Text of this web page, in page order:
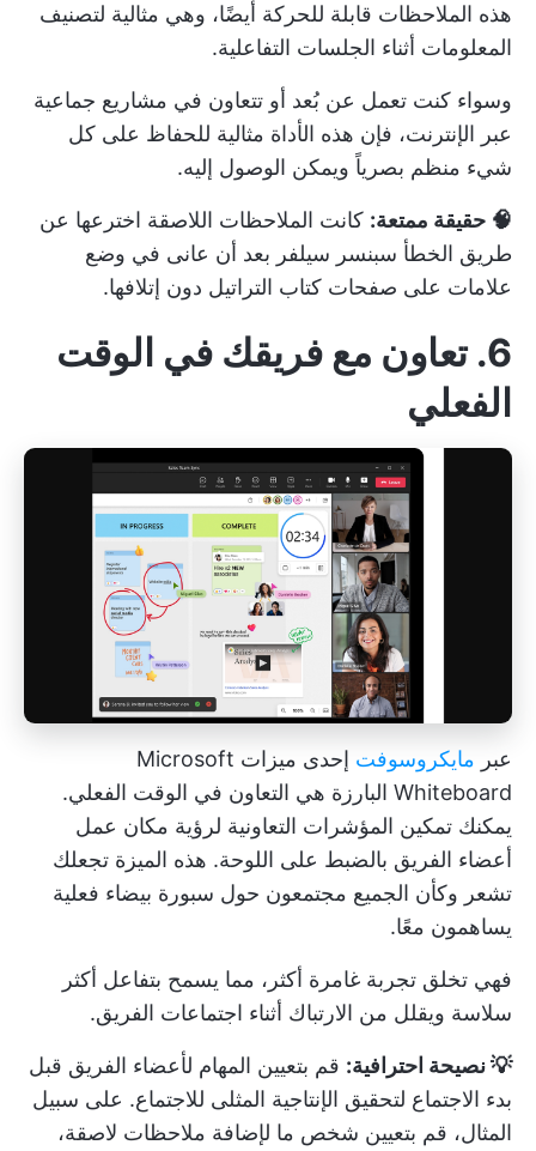
هذه الملاحظات قابلة للحركة أيضًا، وهي مثالية لتصنيف
المعلومات أثناء الجلسات التفاعلية.
وسواء كنت تعمل عن بُعد أو تتعاون في مشاريع جماعية
عبر الإنترنت، فإن هذه الأداة مثالية للحفاظ على كل
شيء منظم بصرياً ويمكن الوصول إليه.
🧠 حقيقة ممتعة: كانت الملاحظات اللاصقة اخترعها عن
طريق الخطأ سبنسر سيلفر بعد أن عانى في وضع
علامات على صفحات كتاب التراتيل دون إتلافها.
6. تعاون مع فريقك في الوقت
الفعلي
عبر مايكروسوفت
إحدى ميزات Microsoft
Whiteboard البارزة هي التعاون في الوقت الفعلي.
يمكنك تمكين المؤشرات التعاونية لرؤية مكان عمل
أعضاء الفريق بالضبط على اللوحة. هذه الميزة تجعلك
تشعر وكأن الجميع مجتمعون حول سبورة بيضاء فعلية
يساهمون معًا.
فهي تخلق تجربة غامرة أكثر، مما يسمح بتفاعل أكثر
سلاسة ويقلل من الارتباك أثناء اجتماعات الفريق.
💡 نصيحة احترافية: قم بتعيين المهام لأعضاء الفريق قبل
بدء الاجتماع لتحقيق الإنتاجية المثلى للاجتماع. على سبيل
المثال، قم بتعيين شخص ما لإضافة ملاحظات لاصقة،